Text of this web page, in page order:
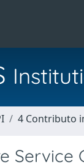
4 Contributo
Service